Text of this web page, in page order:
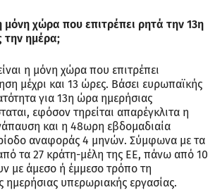
μόνη χώρα που επιτρέπει ρητά την 13η
ημέρα;
η μόνη χώρα που επιτρέπει
μέχρι και 13 ώρες. Βάσει ευρωπαϊκής
για 13η ώρα ημερήσιας
εφόσον τηρείται απαρέγκλιτα η
και η 48ωρη εβδομαδιαία
αναφοράς 4 μηνών. Σύμφωνα με τα
τα 27 κράτη-μέλη της ΕΕ, πάνω από 10
με άμεσο ή έμμεσο τρόπο τη
ημερήσιας υπερωριακής εργασίας.